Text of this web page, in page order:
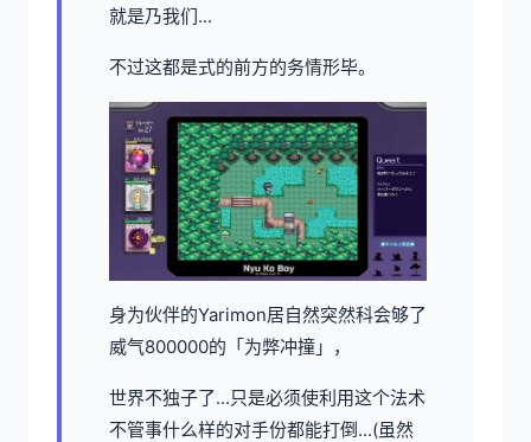
就是乃我们...
不过这都是式的前方的务情形毕。
身为伙伴的Yarimon居自然突然科会够了
威气800000的「为弊冲撞」，
世界不独子了...只是必须使利用这个法术
不管事什么样的对手份都能打倒...(虽然